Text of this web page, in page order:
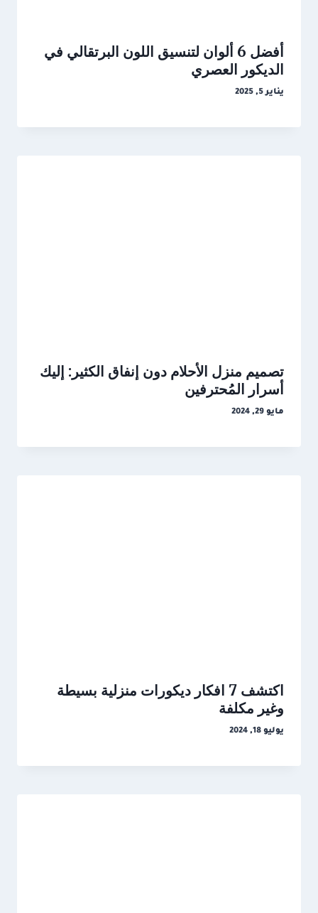
أفضل 6 ألوان لتنسيق اللون البرتقالي في
الديكور العصري
يناير 5, 2025
تصميم منزل الأحلام دون إنفاق الكثير: إليك
أسرار المُحترفين
مايو 29, 2024
اكتشف 7 افكار ديكورات منزلية بسيطة
وغير مكلفة
يوليو 18, 2024